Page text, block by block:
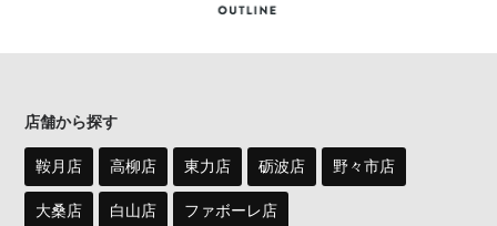
店舗から探す
鞍月店 高柳店 東力店 砺波店 野々市店
大桑店 白山店 ファボーレ店